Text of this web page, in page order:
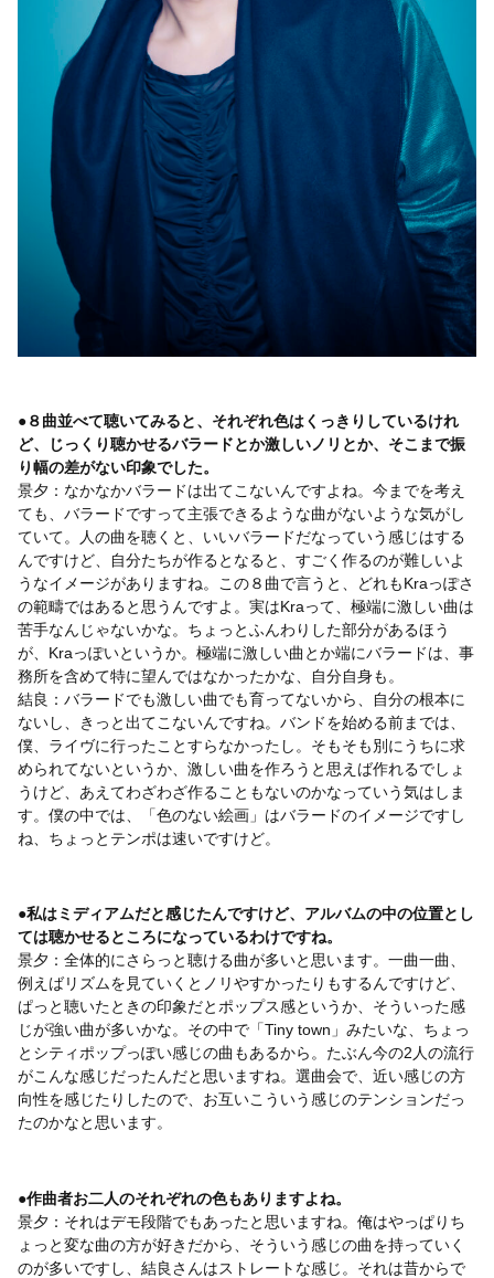
●８曲並べて聴いてみると、それぞれ色はくっきりしているけれ
ど、じっくり聴かせるバラードとか激しいノリとか、そこまで振
り幅の差がない印象でした。
景夕：なかなかバラードは出てこないんですよね。今までを考え
ても、バラードですって主張できるような曲がないような気がし
ていて。人の曲を聴くと、いいバラードだなっていう感じはする
んですけど、自分たちが作るとなると、すごく作るのが難しいよ
うなイメージがありますね。この８曲で言うと、どれもKraっぽさ
の範疇ではあると思うんですよ。実はKraって、極端に激しい曲は
苦手なんじゃないかな。ちょっとふんわりした部分があるほう
が、Kraっぽいというか。極端に激しい曲とか端にバラードは、事
務所を含めて特に望んではなかったかな、自分自身も。
結良：バラードでも激しい曲でも育ってないから、自分の根本に
ないし、きっと出てこないんですね。バンドを始める前までは、
僕、ライヴに行ったことすらなかったし。そもそも別にうちに求
められてないというか、激しい曲を作ろうと思えば作れるでしょ
うけど、あえてわざわざ作ることもないのかなっていう気はしま
す。僕の中では、「色のない絵画」はバラードのイメージですし
ね、ちょっとテンポは速いですけど。
●私はミディアムだと感じたんですけど、アルバムの中の位置とし
ては聴かせるところになっているわけですね。
景夕：全体的にさらっと聴ける曲が多いと思います。一曲一曲、
例えばリズムを見ていくとノリやすかったりもするんですけど、
ぱっと聴いたときの印象だとポップス感というか、そういった感
じが強い曲が多いかな。その中で「Tiny town」みたいな、ちょっ
とシティポップっぽい感じの曲もあるから。たぶん今の2人の流行
がこんな感じだったんだと思いますね。選曲会で、近い感じの方
向性を感じたりしたので、お互いこういう感じのテンションだっ
たのかなと思います。
●作曲者お二人のそれぞれの色もありますよね。
景夕：それはデモ段階でもあったと思いますね。俺はやっぱりち
ょっと変な曲の方が好きだから、そういう感じの曲を持っていく
のが多いですし、結良さんはストレートな感じ。それは昔からで